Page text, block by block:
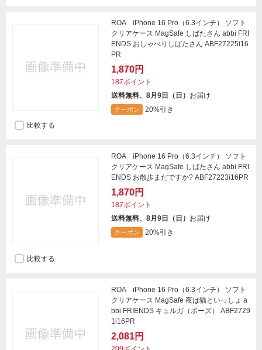
ROA iPhone 16 Pro（6.3インチ） ソフト
クリアケース MagSafe しばたさん abbi FRI
ENDS おしゃべりしばたさん ABF27225i16
PR
1,870円
187ポイント
送料無料、8月9日（日） お届け
クーポン
20%引き
比較する
ROA iPhone 16 Pro（6.3インチ） ソフト
クリアケース MagSafe しばたさん abbi FRI
ENDS お散歩まだですか? ABF27223i16PR
1,870円
187ポイント
送料無料、8月9日（日） お届け
クーポン 20%引き
比較する
ROA iPhone 16 Pro（6.3インチ） ソフト
クリアケース MagSafe 夜は猫といっしょ a
bbi FRIENDS キュルガ（ポーズ） ABF2729
1i16PR
2,081円